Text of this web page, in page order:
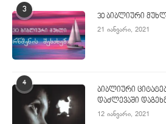
3
30 ბიბლიური
21 იანვარი, 2021
4
ბიბლიური
დაძლევაში
12 იანვარი, 2021